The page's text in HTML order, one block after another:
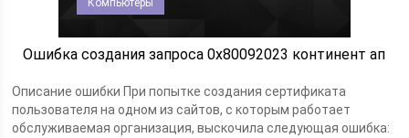
Компьютеры
Ошибка создания запроса 0x80092023 континент ап
Описание ошибки При попытке создания сертификата
пользователя на одном из сайтов, с которым работает
обслуживаемая организация, выскочила следующая ошибка: